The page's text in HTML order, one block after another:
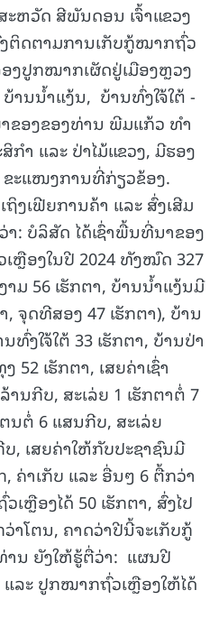
ຫວັດ ສີພັນດອນ ເຈົ້າແຂວງ
ຕິດຕາມການເກັບກູ້ໝາກຖົ່ວ
ງປູກໝາກເຜັດຢູ່ເມືອງຫຼວງ
ານນໍ້າແງ້ນ, ບ້ານທົ່ງໃຈ້ໃຕ້ -
ຂອງຂອງທ່ານ ພີມແກ້ວ ທໍາ
າ ແລະ ປ່າໄມ້ແຂວງ, ມີຮອງ
ຂະແໜງການທີ່ກ່ຽວຂ້ອງ.
ງເຟີຍການຄ້າ ແລະ ສົ່ງເສີມ
: ບໍລິສັດ ໄດ້ເຊົ່າພື້ນທີ່ນາຂອງ
ຫຼືອງໃນປີ 2024 ທັງໝົດ 327
ມ 56 ເຮັກຕາ, ບ້ານນໍ້າແງ້ນມີ
ຈຸດທີສອງ 47 ເຮັກຕາ), ບ້ານ
ທົ່ງໃຈ້ໃຕ້ 33 ເຮັກຕາ, ບ້ານປ່າ
52 ເຮັກຕາ, ເສຍຄ່າເຊົ່າ
ກີບ, ສະເລ່ຍ 1 ເຮັກຕາຕໍ່ 7
ນຕໍ່ 6 ແສນກີບ, ສະເລ່ຍ
ເສຍຄ່າໃຫ້ກັບປະຊາຊົນມີ
ຄ່າເກັບ ແລະ ອື່ນໆ 6 ຕື້ກວ່າ
ຫຼືອງໄດ້ 50 ເຮັກຕາ, ສົ່ງໄປ
າໂຕນ, ຄາດວ່າປີນີ້ຈະເກັບກູ້
ານ ຍັງໃຫ້ຮູ້ຕື່ວ່າ: ແຜນປີ
ແລະ ປູກໝາກຖົ່ວເຫຼືອງໃຫ້ໄດ້